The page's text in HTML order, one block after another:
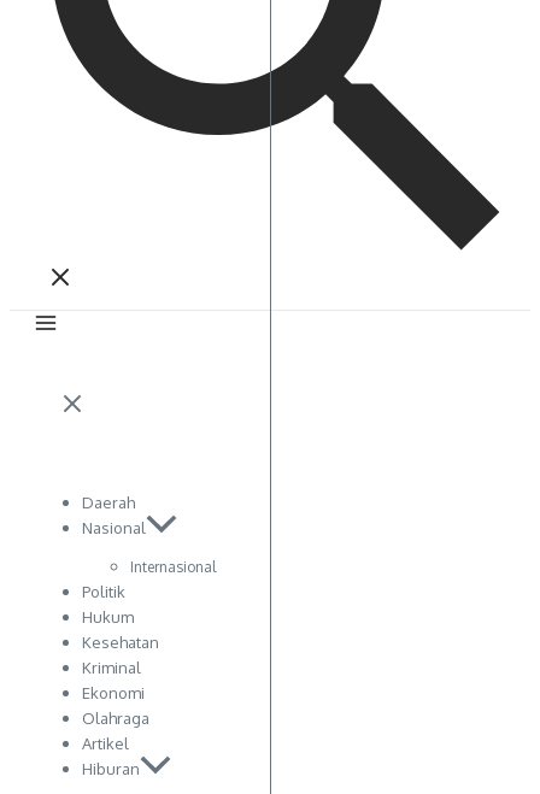
Daerah
Nasional
Internasional
Politik
Hukum
Kesehatan
Kriminal
Ekonomi
Olahraga
Artikel
Hiburan